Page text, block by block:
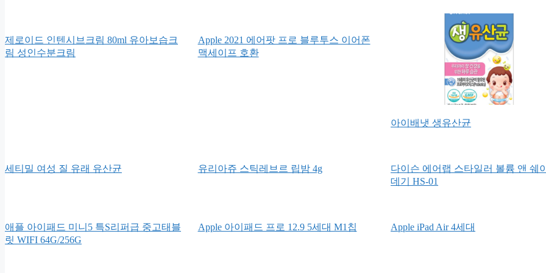
제로이드 인텐시브크림 80ml 유아보습크
림 성인수분크림
Apple 2021 에어팟 프로 블루투스 이어폰
맥세이프 호환
아이배냇 생유산균
세티밀 여성 질 유래 유산균 유리아쥬 스틱레브르 립밤 4g
다이슨 에어랩 스타일러 볼륨 앤 쉐
데기 HS-01
애플 아이패드 미니5 특S리퍼급 중고태블
릿 WIFI 64G/256G
Apple 아이패드 프로 12.9 5세대 M1칩 Apple iPad Air 4세대